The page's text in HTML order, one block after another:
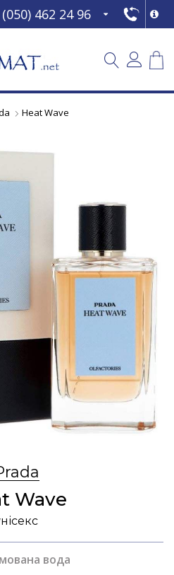
(050) 462 24 96
Heat Wave
Wave
вода